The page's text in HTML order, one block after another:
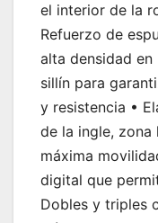
el interior de la
Refuerzo de
alta densidad
sillín para
y resistencia •
de la ingle, zona
máxima
digital que
Dobles y triples